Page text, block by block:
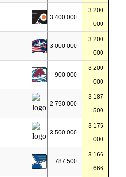
3 400 000
3 200
000
3 000 000
3 200
000
900 000
3 200
000
2 750 000
3 187
500
3 500 000
3 175
000
787 500
3 166
666